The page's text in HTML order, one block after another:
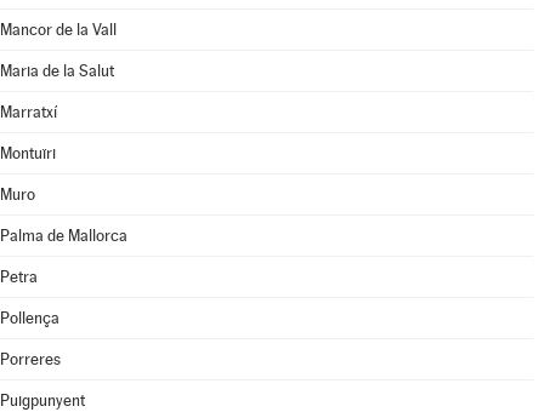
Mancor de la Vall
Maria de la Salut
Marratxí
Montuïri
Muro
Palma de Mallorca
Petra
Pollença
Porreres
Puigpunyent